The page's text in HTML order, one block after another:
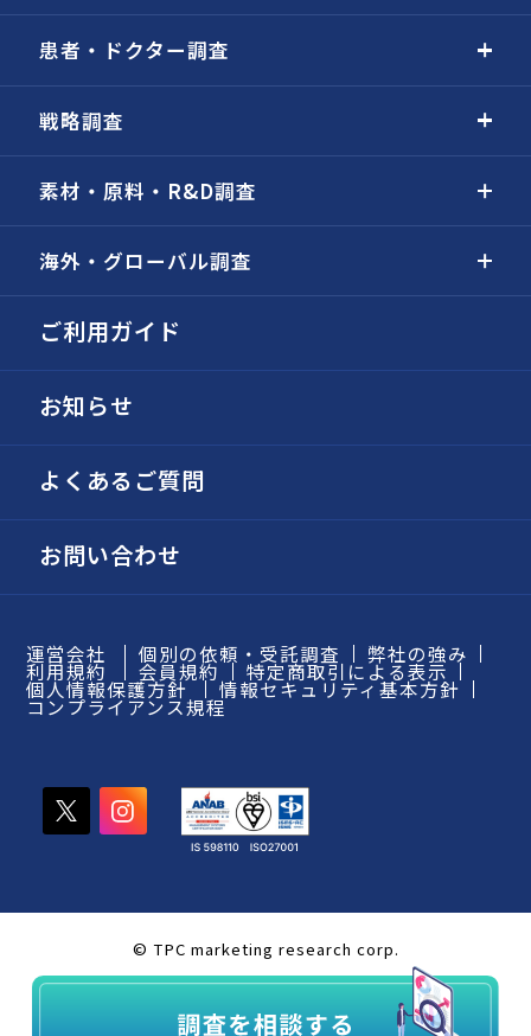
患者・ドクター調査
戦略調査
素材・原料・R&D調査
海外・グローバル調査
ご利用ガイド
お知らせ
よくあるご質問
お問い合わせ
運営会社 個別の依頼・受託調査 弊社の強み
利用規約 会員規約 特定商取引による表示
個人情報保護方針 情報セキュリティ基本方針
コンプライアンス規程
© TPC marketing research corp.